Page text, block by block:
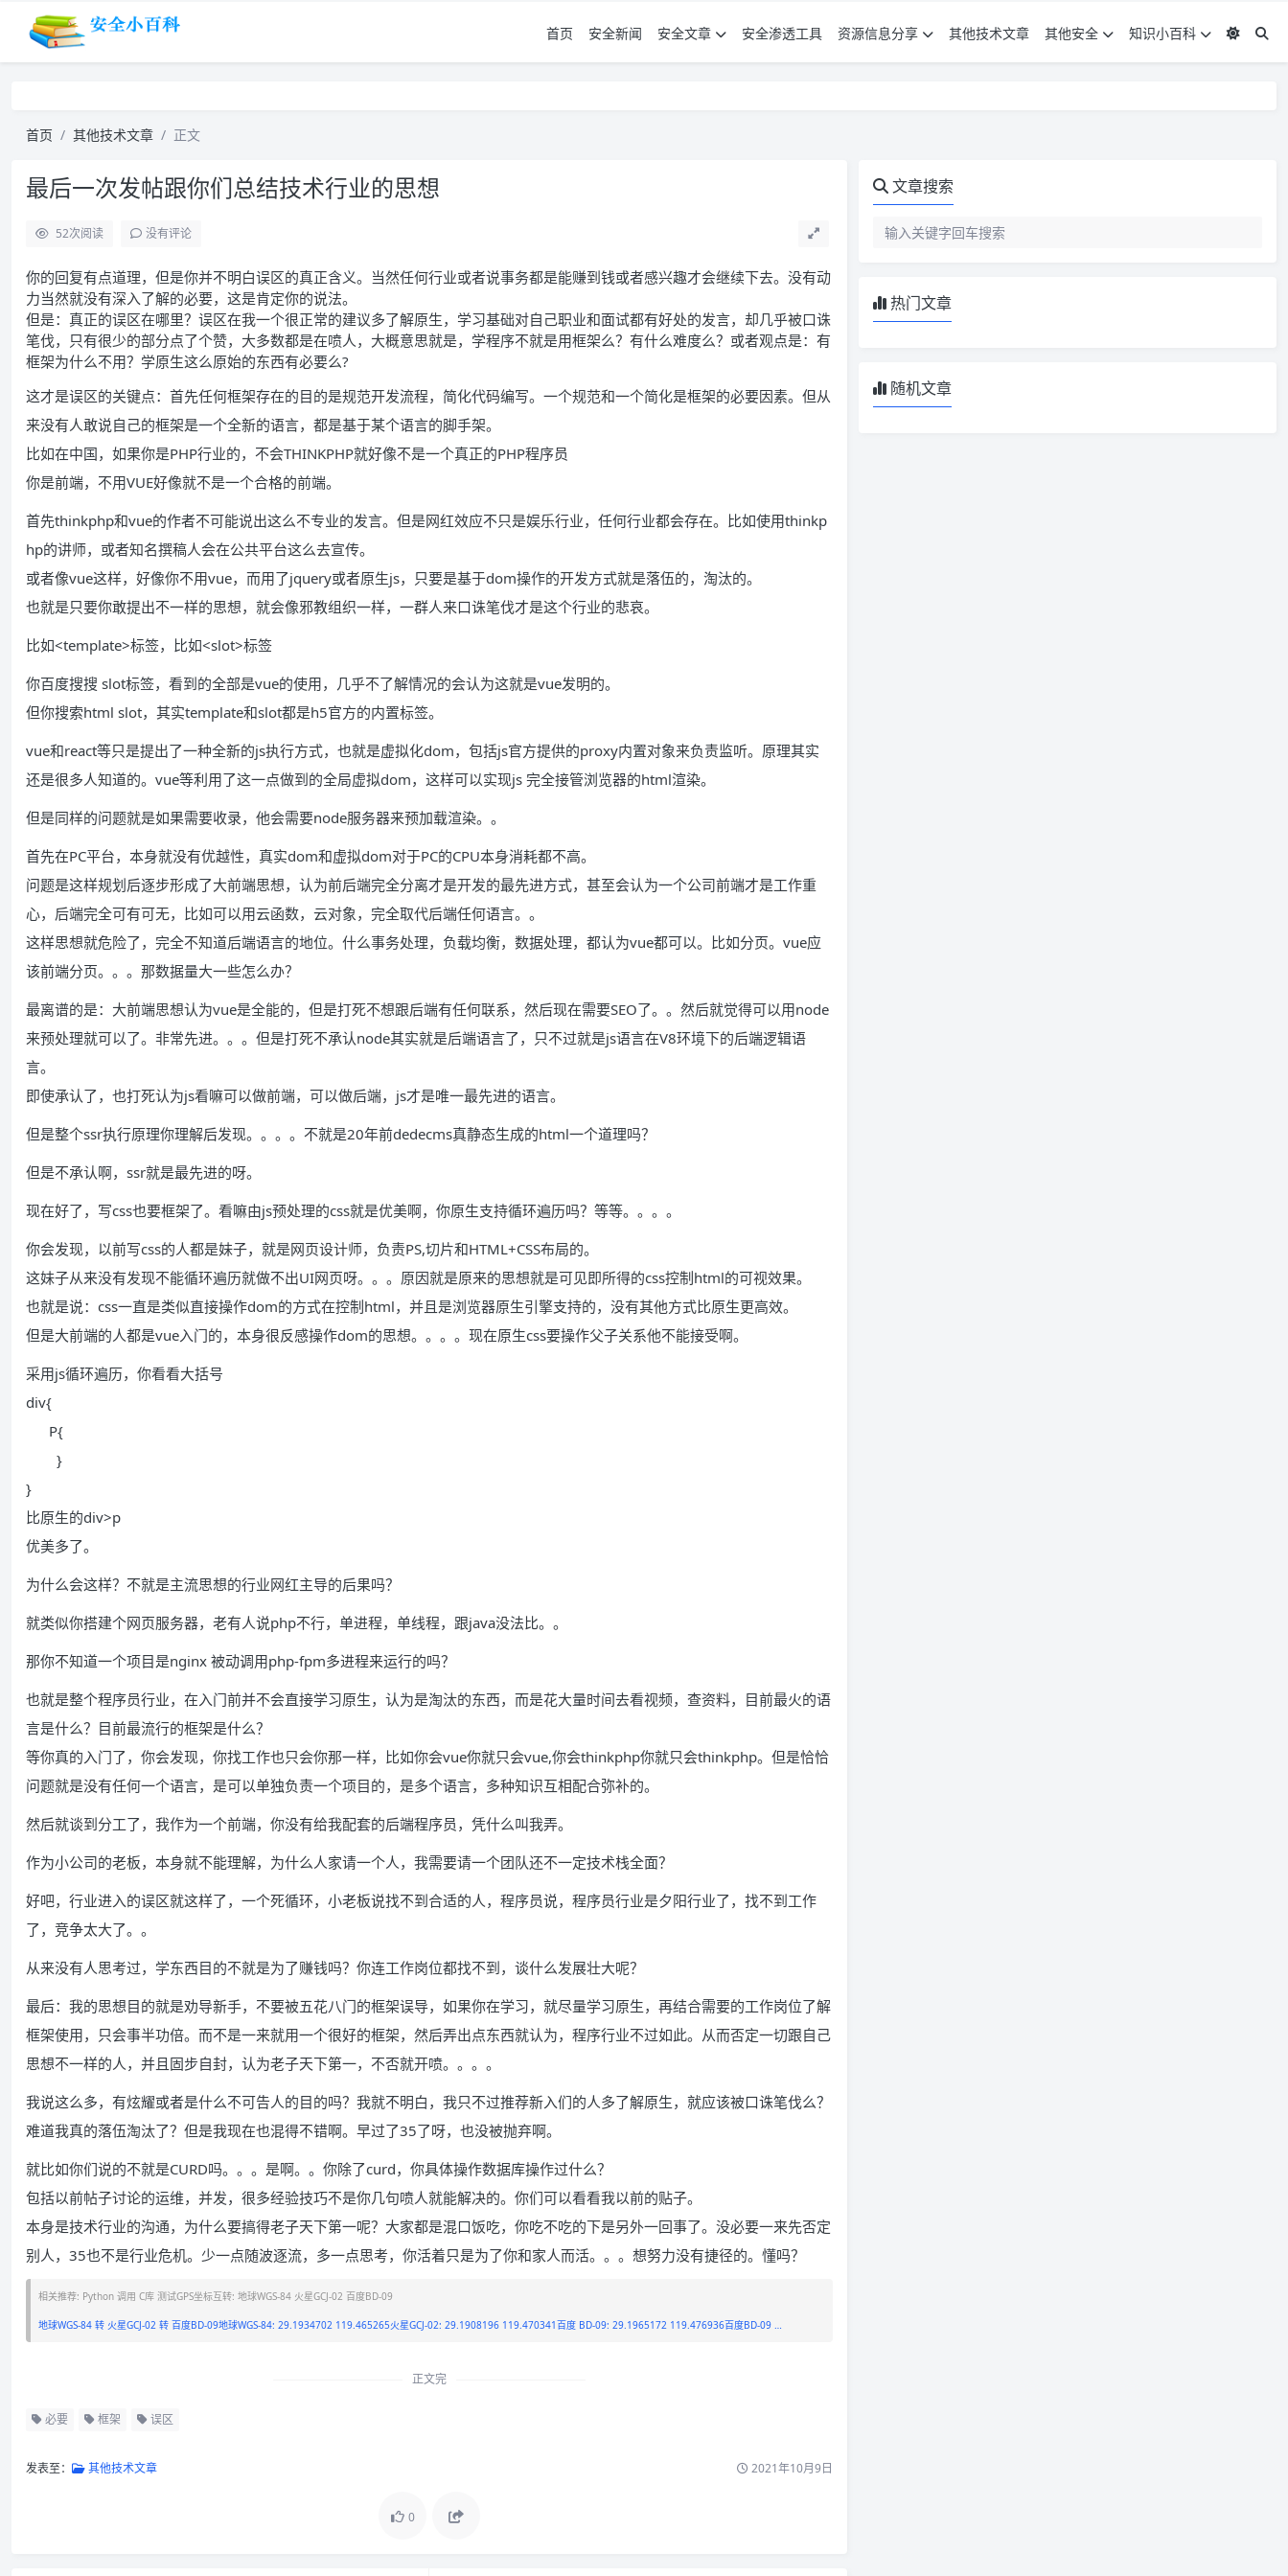
首页 安全新闻 安全文章 安全渗透工具 资源信息分享 其他技术文章 其他安全 知识小百科
首页 其他技术文章 正文
最后一次发帖跟你们总结技术行业的思想
52次阅读 没有评论
你的回复有点道理，但是你并不明白误区的真正含义。当然任何行业或者说事务都是能赚到钱或者感兴趣才会继续下去。没有动
力当然就没有深入了解的必要，这是肯定你的说法。
但是：真正的误区在哪里？误区在我一个很正常的建议多了解原生，学习基础对自己职业和面试都有好处的发言，却几乎被口诛
笔伐，只有很少的部分点了个赞，大多数都是在喷人，大概意思就是，学程序不就是用框架么？有什么难度么？或者观点是：有
框架为什么不用？学原生这么原始的东西有必要么?
这才是误区的关键点：首先任何框架存在的目的是规范开发流程，简化代码编写。一个规范和一个简化是框架的必要因素。但从
来没有人敢说自己的框架是一个全新的语言，都是基于某个语言的脚手架。
比如在中国，如果你是PHP行业的，不会THINKPHP就好像不是一个真正的PHP程序员
你是前端，不用VUE好像就不是一个合格的前端。
首先thinkphp和vue的作者不可能说出这么不专业的发言。但是网红效应不只是娱乐行业，任何行业都会存在。比如使用thinkp
hp的讲师，或者知名撰稿人会在公共平台这么去宣传。
或者像vue这样，好像你不用vue，而用了jquery或者原生js，只要是基于dom操作的开发方式就是落伍的，淘汰的。
也就是只要你敢提出不一样的思想，就会像邪教组织一样，一群人来口诛笔伐才是这个行业的悲哀。
比如<template>标签，比如<slot>标签
你百度搜搜 slot标签，看到的全部是vue的使用，几乎不了解情况的会认为这就是vue发明的。
但你搜索html slot，其实template和slot都是h5官方的内置标签。
vue和react等只是提出了一种全新的js执行方式，也就是虚拟化dom，包括js官方提供的proxy内置对象来负责监听。原理其实
还是很多人知道的。vue等利用了这一点做到的全局虚拟dom，这样可以实现js 完全接管浏览器的html渲染。
但是同样的问题就是如果需要收录，他会需要node服务器来预加载渲染。。
首先在PC平台，本身就没有优越性，真实dom和虚拟dom对于PC的CPU本身消耗都不高。
问题是这样规划后逐步形成了大前端思想，认为前后端完全分离才是开发的最先进方式，甚至会认为一个公司前端才是工作重
心，后端完全可有可无，比如可以用云函数，云对象，完全取代后端任何语言。。
这样思想就危险了，完全不知道后端语言的地位。什么事务处理，负载均衡，数据处理，都认为vue都可以。比如分页。vue应
该前端分页。。。那数据量大一些怎么办？
最离谱的是：大前端思想认为vue是全能的，但是打死不想跟后端有任何联系，然后现在需要SEO了。。然后就觉得可以用node
来预处理就可以了。非常先进。。。但是打死不承认node其实就是后端语言了，只不过就是js语言在V8环境下的后端逻辑语
言。
即使承认了，也打死认为js看嘛可以做前端，可以做后端，js才是唯一最先进的语言。
但是整个ssr执行原理你理解后发现。。。。不就是20年前dedecms真静态生成的html一个道理吗？
但是不承认啊，ssr就是最先进的呀。
现在好了，写css也要框架了。看嘛由js预处理的css就是优美啊，你原生支持循环遍历吗？等等。。。。
你会发现，以前写css的人都是妹子，就是网页设计师，负责PS,切片和HTML+CSS布局的。
这妹子从来没有发现不能循环遍历就做不出UI网页呀。。。原因就是原来的思想就是可见即所得的css控制html的可视效果。
也就是说：css一直是类似直接操作dom的方式在控制html，并且是浏览器原生引擎支持的，没有其他方式比原生更高效。
但是大前端的人都是vue入门的，本身很反感操作dom的思想。。。。现在原生css要操作父子关系他不能接受啊。
采用js循环遍历，你看看大括号
div{
P{
}
}
比原生的div>p
优美多了。
为什么会这样？不就是主流思想的行业网红主导的后果吗？
就类似你搭建个网页服务器，老有人说php不行，单进程，单线程，跟java没法比。。
那你不知道一个项目是nginx 被动调用php-fpm多进程来运行的吗？
也就是整个程序员行业，在入门前并不会直接学习原生，认为是淘汰的东西，而是花大量时间去看视频，查资料，目前最火的语
言是什么？目前最流行的框架是什么？
等你真的入门了，你会发现，你找工作也只会你那一样，比如你会vue你就只会vue,你会thinkphp你就只会thinkphp。但是恰恰
问题就是没有任何一个语言，是可以单独负责一个项目的，是多个语言，多种知识互相配合弥补的。
然后就谈到分工了，我作为一个前端，你没有给我配套的后端程序员，凭什么叫我弄。
作为小公司的老板，本身就不能理解，为什么人家请一个人，我需要请一个团队还不一定技术栈全面？
好吧，行业进入的误区就这样了，一个死循环，小老板说找不到合适的人，程序员说，程序员行业是夕阳行业了，找不到工作
了，竞争太大了。。
从来没有人思考过，学东西目的不就是为了赚钱吗？你连工作岗位都找不到，谈什么发展壮大呢？
最后：我的思想目的就是劝导新手，不要被五花八门的框架误导，如果你在学习，就尽量学习原生，再结合需要的工作岗位了解
框架使用，只会事半功倍。而不是一来就用一个很好的框架，然后弄出点东西就认为，程序行业不过如此。从而否定一切跟自己
思想不一样的人，并且固步自封，认为老子天下第一，不否就开喷。。。。
我说这么多，有炫耀或者是什么不可告人的目的吗？我就不明白，我只不过推荐新入们的人多了解原生，就应该被口诛笔伐么？
难道我真的落伍淘汰了？但是我现在也混得不错啊。早过了35了呀，也没被抛弃啊。
就比如你们说的不就是CURD吗。。。是啊。。你除了curd，你具体操作数据库操作过什么？
包括以前帖子讨论的运维，并发，很多经验技巧不是你几句喷人就能解决的。你们可以看看我以前的贴子。
本身是技术行业的沟通，为什么要搞得老子天下第一呢？大家都是混口饭吃，你吃不吃的下是另外一回事了。没必要一来先否定
别人，35也不是行业危机。少一点随波逐流，多一点思考，你活着只是为了你和家人而活。。。想努力没有捷径的。懂吗？
相关推荐: Python 调用 C库 测试GPS坐标互转: 地球WGS-84 火星GCJ-02 百度BD-09
地球WGS-84 转 火星GCJ-02 转 百度BD-09地球WGS-84: 29.1934702 119.465265火星GCJ-02: 29.1908196 119.470341百度 BD-09: 29.1965172 119.476936百度BD-09 …
正文完
必要 框架 误区
发表至： 其他技术文章 2021年10月9日
0
文章搜索
热门文章
随机文章